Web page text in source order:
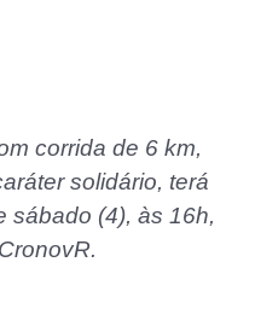
corrida de 6 km,
solidário, terá
sábado (4), às 16h,